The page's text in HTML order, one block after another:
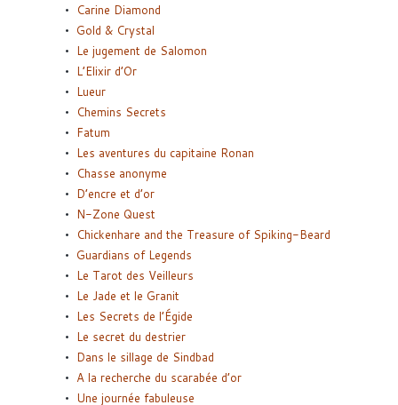
Carine Diamond
Gold & Crystal
Le jugement de Salomon
L’Elixir d’Or
Lueur
Chemins Secrets
Fatum
Les aventures du capitaine Ronan
Chasse anonyme
D’encre et d’or
N-Zone Quest
Chickenhare and the Treasure of Spiking-Beard
Guardians of Legends
Le Tarot des Veilleurs
Le Jade et le Granit
Les Secrets de l’Égide
Le secret du destrier
Dans le sillage de Sindbad
A la recherche du scarabée d’or
Une journée fabuleuse